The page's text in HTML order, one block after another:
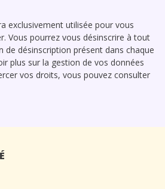
exclusivement utilisée pour vous
Vous pourrez vous désinscrire à tout
de désinscription présent dans chaque
plus sur la gestion de vos données
vos droits, vous pouvez consulter